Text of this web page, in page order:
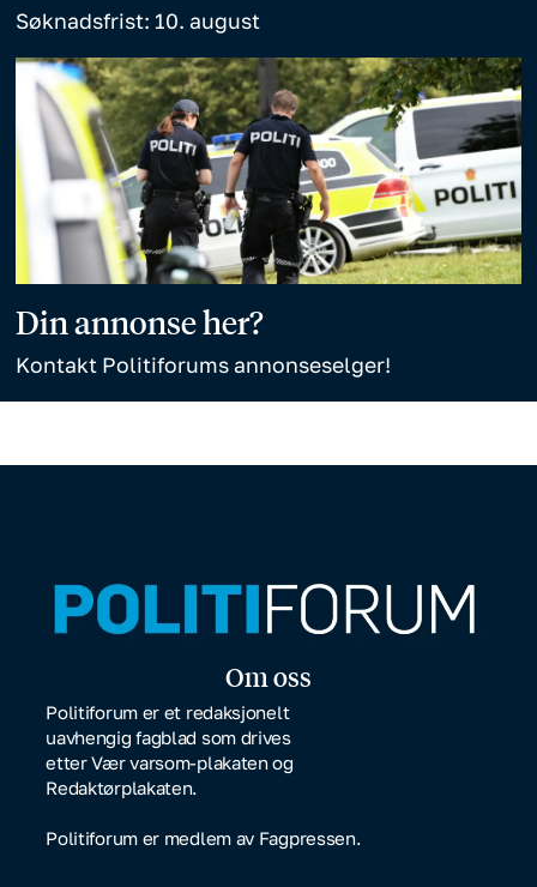
Søknadsfrist: 10. august
Din annonse her?
Kontakt Politiforums annonseselger!
Om oss
Politiforum er et redaksjonelt
uavhengig fagblad som drives
etter Vær varsom-plakaten og
Redaktørplakaten.
Politiforum er medlem av Fagpressen.